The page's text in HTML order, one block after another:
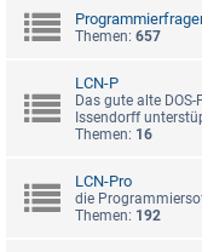
Themen: 657
LCN-P
Das gute alte
Issendorff
Themen: 16
LCN-Pro
die
Themen: 192